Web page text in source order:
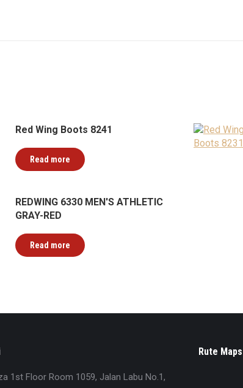
Red Wing Boots 8241
Read more
REDWING 6330 MEN'S ATHLETIC
GRAY-RED
Read more
1st Floor Room 1059, Jalan Labu No.1,
Rute Maps